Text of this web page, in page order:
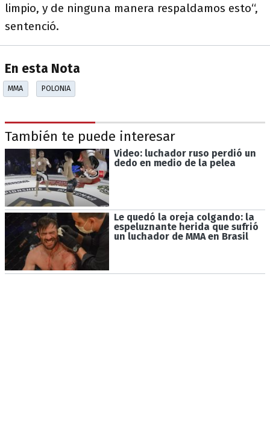
limpio, y de ninguna manera respaldamos esto“,
sentenció.
En esta Nota
MMA POLONIA
También te puede interesar
Video: luchador ruso perdió un
dedo en medio de la pelea
Le quedó la oreja colgando: la
espeluznante herida que sufrió
un luchador de MMA en Brasil